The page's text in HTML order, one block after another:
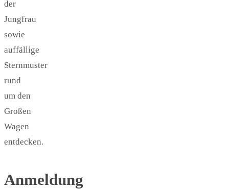
der
Jungfrau
sowie
auffällige
Sternmuster
rund
um den
Großen
Wagen
entdecken.
Anmeldung